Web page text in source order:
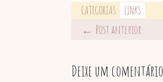
CATEGORIAS: LINKS
← Post anterior
Deixe um comentário